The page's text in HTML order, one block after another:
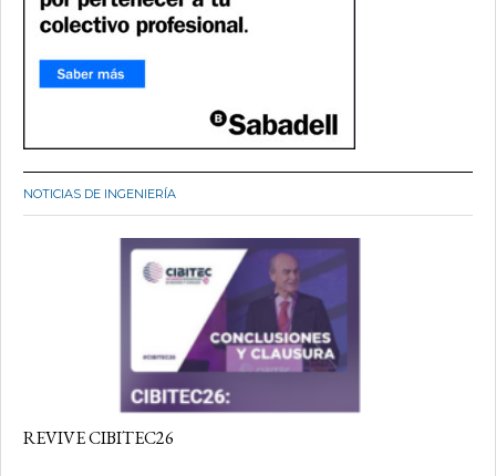
NOTICIAS DE INGENIERÍA
REVIVE CIBITEC26